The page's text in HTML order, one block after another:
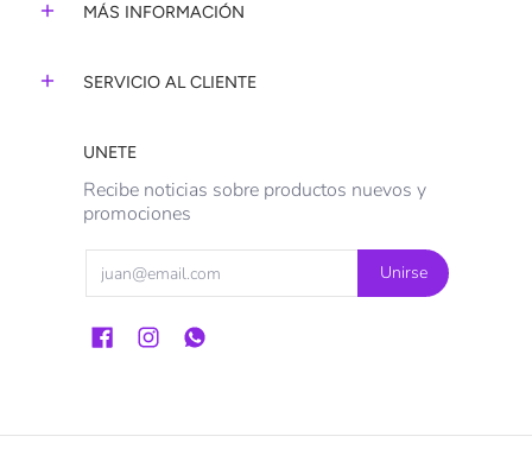
MÁS INFORMACIÓN
SERVICIO AL CLIENTE
UNETE
Recibe noticias sobre productos nuevos y
promociones
Unirse